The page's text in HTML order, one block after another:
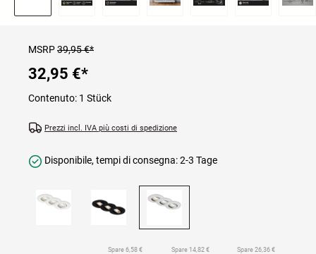
MSRP39,95 €*
32,95 €*
Contenuto: 1 Stück
Prezzi incl. IVA più costi di spedizione
Disponibile, tempi di consegna: 2-3 Tage
Spare 6,58 € Spare 14,82 € Spare 26,36 €